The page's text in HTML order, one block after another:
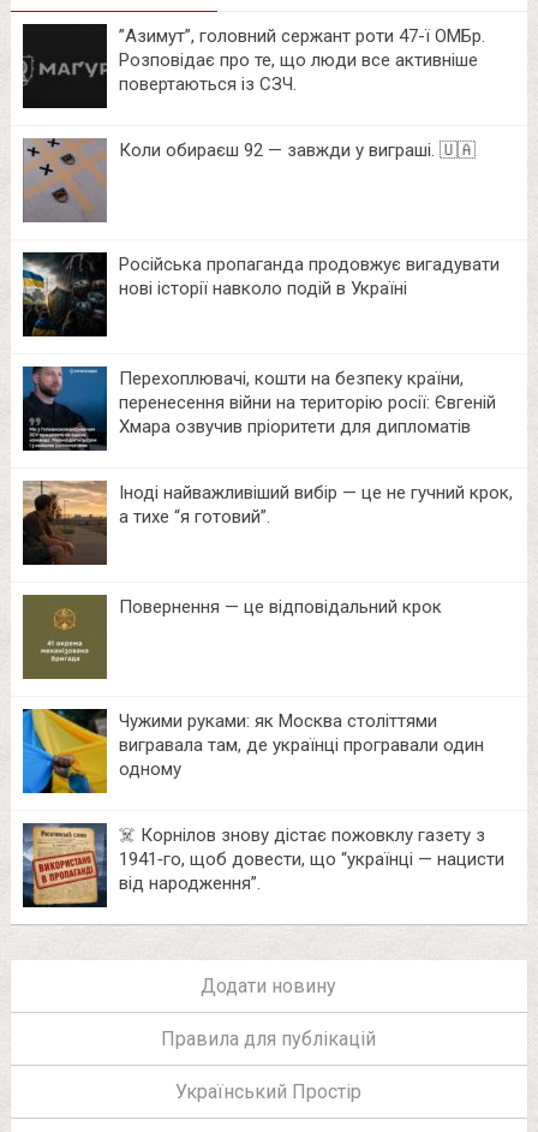
⁨”Азимут”, головний сержант роти 47-ї ОМБр.
Розповідає про те, що люди все активніше
повертаються із СЗЧ.
Коли обираєш 92 — завжди у виграші. 🇺🇦
Російська пропаганда продовжує вигадувати
нові історії навколо подій в Україні
Перехоплювачі, кошти на безпеку країни,
перенесення війни на територію росії: Євгеній
Хмара озвучив пріоритети для дипломатів
Іноді найважливіший вибір — це не гучний крок,
а тихе “я готовий”.
Повернення — це відповідальний крок
Чужими руками: як Москва століттями
вигравала там, де українці програвали один
одному
☠️ Корнілов знову дістає пожовклу газету з
1941‑го, щоб довести, що “українці — нацисти
від народження”.
Додати новину
Правила для публікацій
Український Простір